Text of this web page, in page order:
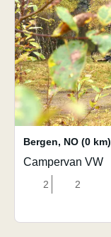
Bergen, NO (0 km)
Campervan VW
2 2